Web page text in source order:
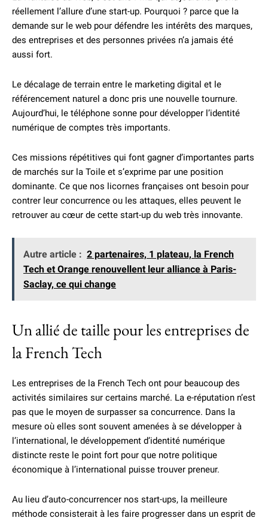
réellement l’allure d’une start-up. Pourquoi ? parce que la
demande sur le web pour défendre les intérêts des marques,
des entreprises et des personnes privées n’a jamais été
aussi fort.
Le décalage de terrain entre le marketing digital et le
référencement naturel a donc pris une nouvelle tournure.
Aujourd’hui, le téléphone sonne pour développer l’identité
numérique de comptes très importants.
Ces missions répétitives qui font gagner d’importantes parts
de marchés sur la Toile et s’exprime par une position
dominante. Ce que nos licornes françaises ont besoin pour
contrer leur concurrence ou les attaques, elles peuvent le
retrouver au cœur de cette start-up du web très innovante.
Autre article : 2 partenaires, 1 plateau, la French
Tech et Orange renouvellent leur alliance à Paris-
Saclay, ce qui change
Un allié de taille pour les entreprises de
la French Tech
Les entreprises de la French Tech ont pour beaucoup des
activités similaires sur certains marché. La e-réputation n’est
pas que le moyen de surpasser sa concurrence. Dans la
mesure où elles sont souvent amenées à se développer à
l’international, le développement d’identité numérique
distincte reste le point fort pour que notre politique
économique à l’international puisse trouver preneur.
Au lieu d’auto-concurrencer nos start-ups, la meilleure
méthode consisterait à les faire progresser dans un esprit de